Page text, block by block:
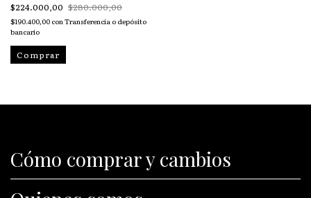
$224.000,00 $280.000,00
$190.400,00 conTransferencia o depósito
bancario
Comprar
Cómo comprar y cambios